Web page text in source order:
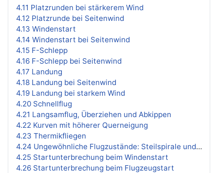
4.11 Platzrunden bei stärkerem Wind
4.12 Platzrunde bei Seitenwind
4.13 Windenstart
4.14 Windenstart bei Seitenwind
4.15 F-Schlepp
4.16 F-Schlepp bei Seitenwind
4.17 Landung
4.18 Landung bei Seitenwind
4.19 Landung bei starkem Wind
4.20 Schnellflug
4.21 Langsamflug, Überziehen und Abkippen
4.22 Kurven mit höherer Querneigung
4.23 Thermikfliegen
4.24 Ungewöhnliche Flugzustände: Steilspirale und Trudeln
4.25 Startunterbrechung beim Windenstart
4.26 Startunterbrechung beim Flugzeugstart